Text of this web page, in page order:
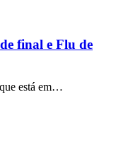
final e Flu de
está em…